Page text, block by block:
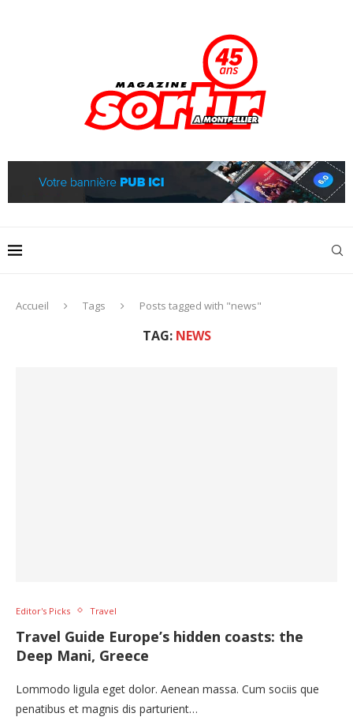
Accueil Tags Posts tagged with "news"
TAG: NEWS
Editor's Picks Travel
Travel Guide Europe’s hidden coasts: the
Deep Mani, Greece
Lommodo ligula eget dolor. Aenean massa. Cum sociis que
penatibus et magnis dis parturient…